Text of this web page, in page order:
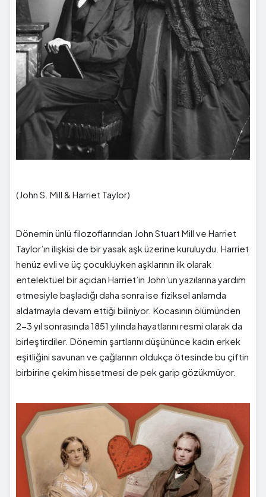
(John S. Mill & Harriet Taylor)
Dönemin ünlü filozoflarından John Stuart Mill ve Harriet
Taylor’ın ilişkisi de bir yasak aşk üzerine kuruluydu. Harriet
henüz evli ve üç çocukluyken aşklarının ilk olarak
entelektüel bir açıdan Harriet’in John’un yazılarına yardım
etmesiyle başladığı daha sonra ise fiziksel anlamda
aldatmayla devam ettiği biliniyor. Kocasının ölümünden
2-3 yıl sonrasında 1851 yılında hayatlarını resmi olarak da
birleştirdiler. Dönemin şartlarını düşününce kadın erkek
eşitliğini savunan ve çağlarının oldukça ötesinde bu çiftin
birbirine çekim hissetmesi de pek garip gözükmüyor.